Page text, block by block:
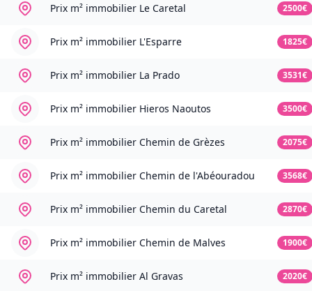
Prix m² immobilier Le Caretal 2500€
Prix m² immobilier L'Esparre 1825€
Prix m² immobilier La Prado 3531€
Prix m² immobilier Hieros Naoutos 3500€
Prix m² immobilier Chemin de Grèzes 2075€
Prix m² immobilier Chemin de l'Abéouradou 3568€
Prix m² immobilier Chemin du Caretal 2870€
Prix m² immobilier Chemin de Malves 1900€
Prix m² immobilier Al Gravas 2020€